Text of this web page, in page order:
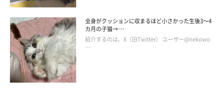
ごろ〜ん。
@TH82624015
パパさんのお風呂の見守りや、ママさんの帰宅のお出迎えなど、
日常のささいな瞬間にそっと寄り添ってくれる虎三郎くん。パパ
全身がクッションに収まるほど小さかった生後3～4
カ月の子猫→ …
紹介するのは、X（旧Twitter） ユーザー@nekowo
…